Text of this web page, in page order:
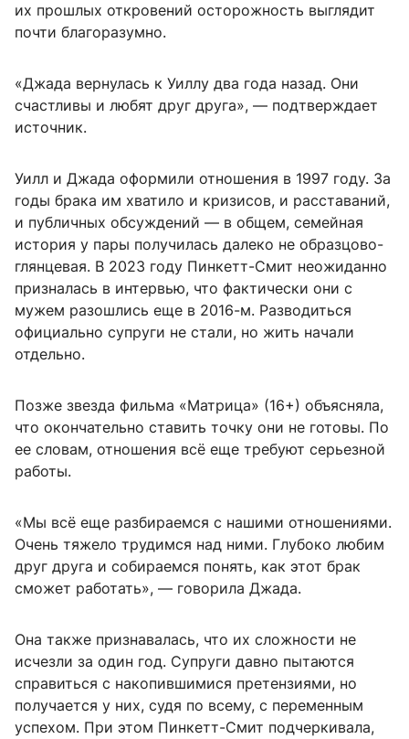
их прошлых откровений осторожность выглядит
почти благоразумно.
«Джада вернулась к Уиллу два года назад. Они
счастливы и любят друг друга», — подтверждает
источник.
Уилл и Джада оформили отношения в 1997 году. За
годы брака им хватило и кризисов, и расставаний,
и публичных обсуждений — в общем, семейная
история у пары получилась далеко не образцово-
глянцевая. В 2023 году Пинкетт-Смит неожиданно
призналась в интервью, что фактически они с
мужем разошлись еще в 2016-м. Разводиться
официально супруги не стали, но жить начали
отдельно.
Позже звезда фильма «Матрица» (16+) объясняла,
что окончательно ставить точку они не готовы. По
ее словам, отношения всё еще требуют серьезной
работы.
«Мы всё еще разбираемся с нашими отношениями.
Очень тяжело трудимся над ними. Глубоко любим
друг друга и собираемся понять, как этот брак
сможет работать», — говорила Джада.
Она также признавалась, что их сложности не
исчезли за один год. Супруги давно пытаются
справиться с накопившимися претензиями, но
получается у них, судя по всему, с переменным
успехом. При этом Пинкетт-Смит подчеркивала,